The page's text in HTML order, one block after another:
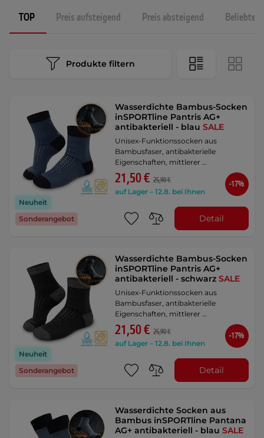
TOP Preis aufsteigend Preis absteigend
Produkte filtern
Neuheit
Sonderangebot
Wasserdichte Bambus-Socken
inSPORTline Pantris AG+
antibakteriell - blauSALE
Unisex-Funktionssocken aus
Bambusfaser, antibakterielle
Eigenschaften, mittlerer …
21,50 € 25,90 €
auf Lager – 12.8. bei Ihnen
-17%
Detail
Neuheit
Sonderangebot
Wasserdichte Bambus-Socken
inSPORTline Pantris AG+
antibakteriell - schwarzSALE
Unisex-Funktionssocken aus
Bambusfaser, antibakterielle
Eigenschaften, mittlerer …
21,50 € 25,90 €
auf Lager – 12.8. bei Ihnen
-17%
Detail
Wasserdichte Socken aus
Bambus inSPORTline Pantana
AG+ antibakteriell - blauSALE